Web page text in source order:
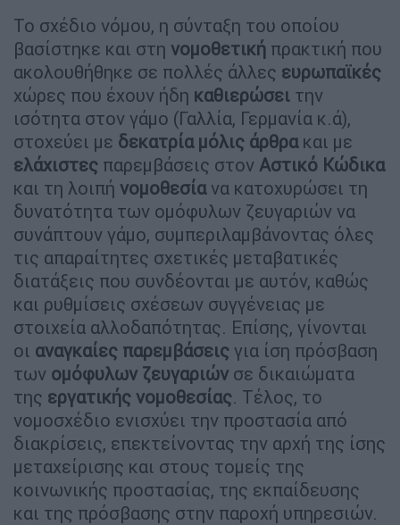
Το σχέδιο νόμου, η σύνταξη του οποίου
βασίστηκε και στη νομοθετική πρακτική που
ακολουθήθηκε σε πολλές άλλες ευρωπαϊκές
χώρες που έχουν ήδη καθιερώσει την
ισότητα στον γάμο (Γαλλία, Γερμανία κ.ά),
στοχεύει με δεκατρία μόλις άρθρακαι με
ελάχιστες παρεμβάσεις στον Αστικό Κώδικα
και τη λοιπή νομοθεσίανα κατοχυρώσει τη
δυνατότητα των ομόφυλων ζευγαριών να
συνάπτουν γάμο, συμπεριλαμβάνοντας όλες
τις απαραίτητες σχετικές μεταβατικές
διατάξεις που συνδέονται με αυτόν, καθώς
και ρυθμίσεις σχέσεων συγγένειας με
στοιχεία αλλοδαπότητας. Επίσης, γίνονται
οι αναγκαίες παρεμβάσεις για ίση πρόσβαση
των ομόφυλων ζευγαριών σε δικαιώματα
της εργατικής νομοθεσίας. Τέλος, το
νομοσχέδιο ενισχύει την προστασία από
διακρίσεις, επεκτείνοντας την αρχή της ίσης
μεταχείρισης και στους τομείς της
κοινωνικής προστασίας, της εκπαίδευσης
και της πρόσβασης στην παροχή υπηρεσιών.